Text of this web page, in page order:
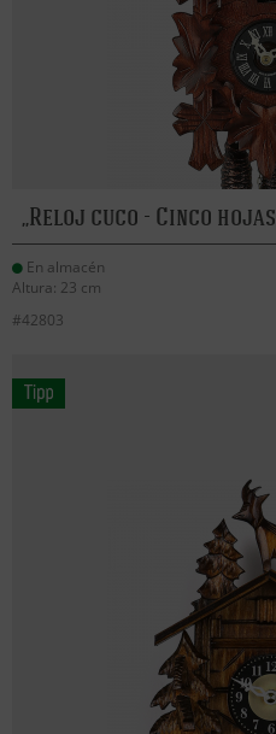
Reloj cuco - Cinco hojas
En almacén
Altura: 23 cm
#42803